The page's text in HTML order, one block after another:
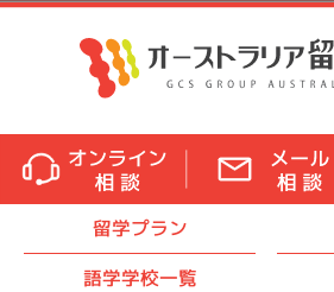
留学プラン
語学学校一覧